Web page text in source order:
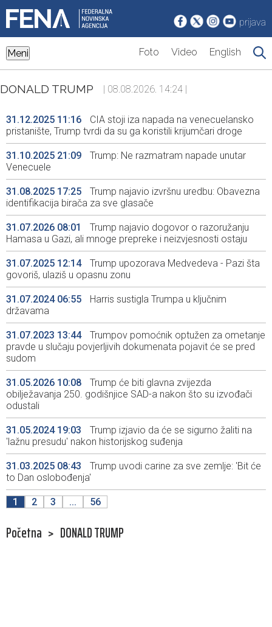
prijava
Meni Foto Video English
DONALD TRUMP | 08.08.2026. 14:24 |
31.12.2025 11:16
CIA stoji iza napada na venecuelansko
pristanište, Trump tvrdi da su ga koristili krijumčari droge
31.10.2025 21:09
Trump: Ne razmatram napade unutar
Venecuele
31.08.2025 17:25
Trump najavio izvršnu uredbu: Obavezna
identifikacija birača za sve glasače
31.07.2026 08:01
Trump najavio dogovor o razoružanju
Hamasa u Gazi, ali mnoge prepreke i neizvjesnosti ostaju
31.07.2025 12:14
Trump upozorava Medvedeva - Pazi šta
govoriš, ulaziš u opasnu zonu
31.07.2024 06:55
Harris sustigla Trumpa u ključnim
državama
31.07.2023 13:44
Trumpov pomoćnik optužen za ometanje
pravde u slučaju povjerljivih dokumenata pojavit će se pred
sudom
31.05.2026 10:08
Trump će biti glavna zvijezda
obilježavanja 250. godišnjice SAD-a nakon što su izvođači
odustali
31.05.2024 19:03
Trump izjavio da će se sigurno žaliti na
'lažnu presudu' nakon historijskog suđenja
31.03.2025 08:43
Trump uvodi carine za sve zemlje: 'Bit će
to Dan oslobođenja'
1 2 3 ... 56
Početna > DONALD TRUMP